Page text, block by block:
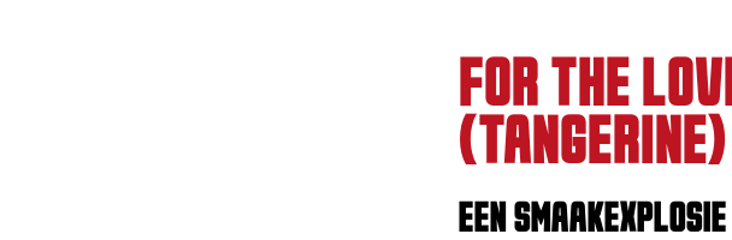
FOR THE
(TANGERINE)
EEN